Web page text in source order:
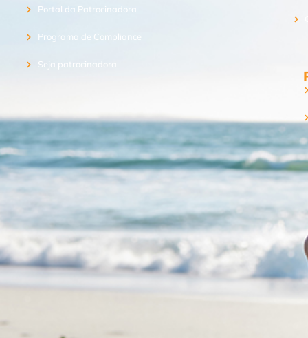
Portal da Patrocinadora
Programa de Compliance
Seja patrocinadora